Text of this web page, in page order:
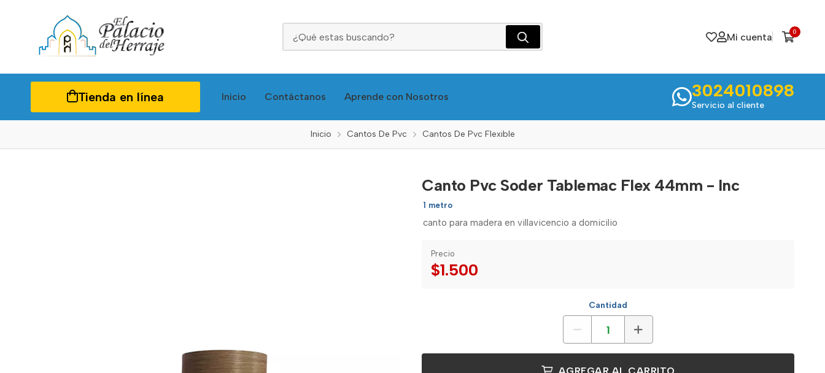
Mi cuenta 0
Tienda en línea Inicio Contáctanos Aprende con Nosotros 3024010898
Servicio al cliente
Inicio Cantos De Pvc Cantos De Pvc Flexible
Canto Pvc Soder Tablemac Flex 44mm - Inc
1 metro
canto para madera en villavicencio a domicilio
Precio
$1.500
Cantidad